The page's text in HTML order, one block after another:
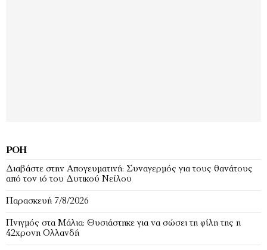
ΡΟΉ
Διαβάστε στην Απογευματινή: Συναγερμός για τους θανάτους
από τον ιό του Δυτικού Νείλου
Παρασκευή 7/8/2026
Πνιγμός στα Μάλια: Θυσιάστηκε για να σώσει τη φίλη της η
42χρονη Ολλανδή